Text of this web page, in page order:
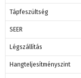
Tápfeszültség
SEER
Légszállítás
Hangteljesítményszint